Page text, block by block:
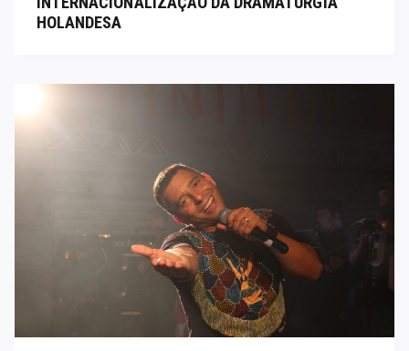
HOLANDESA